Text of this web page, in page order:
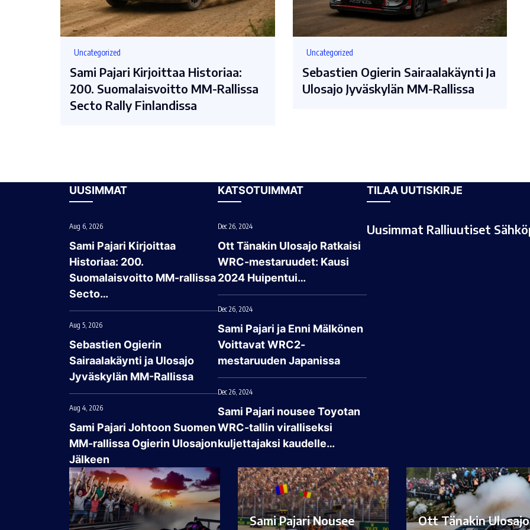
Uncategorized
Sami Pajari Kirjoittaa Historiaa:
200. Suomalaisvoitto MM-Rallissa
Secto Rally Finlandissa
Uncategorized
Sebastien Ogierin Sairaalakäynti Ja
Ulosajo Jyväskylän MM-Rallissa
UUSIMMAT
Aug 6, 2026
Sami Pajari Kirjoittaa
Historiaa: 200.
Suomalaisvoitto MM-rallissa
Secto…
Aug 5, 2026
Sebastien Ogierin
Sairaalakäynti ja Ulosajo
Jyväskylän MM-Rallissa
Aug 4, 2026
Sami Pajari Johtoon Suomen
MM-rallissa Ogierin Ulosajon
Jälkeen
KATSOTUIMMAT
Dec 26, 2024
Ott Tänakin Ulosajo Ratkaisi
WRC-mestaruudet: Kausi
2024 Huipentui…
Dec 26, 2024
Sami Pajari ja Enni Mälkönen
Voittavat WRC2-
mestaruuden Japanissa
Dec 26, 2024
Sami Pajari nousee Toyotan
WRC-tallin viralliseksi
kuljettajaksi kaudelle…
TILAA UUTISKIRJE
Uusimmat Ralliuutiset
Sami Pajari Nousee
Ott Tänakin Ulosajo